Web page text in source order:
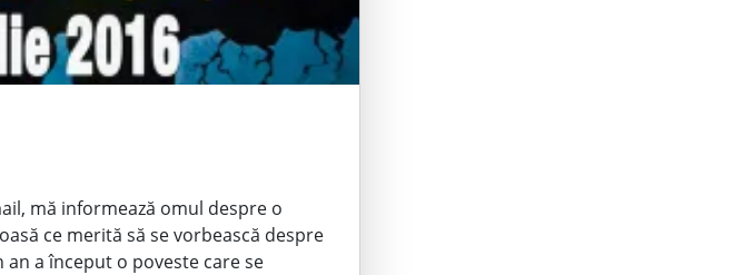
mă informează omul despre o
ce merită să se vorbească despre
a început o poveste care se